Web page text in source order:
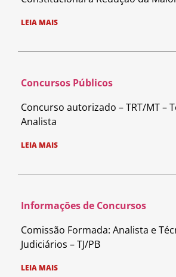
LEIA MAIS
Concursos Públicos
Concurso autorizado – TRT/MT –
Analista
LEIA MAIS
Informações de Concursos
Comissão Formada: Analista e
Judiciários – TJ/PB
LEIA MAIS